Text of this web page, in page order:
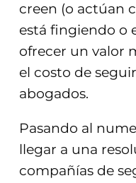
creen (o actúan
está fingiendo o
ofrecer un valor
el costo de
abogados.
Pasando al
llegar a una
compañías de